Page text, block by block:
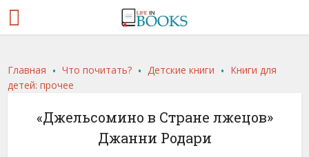
Главная .Что почитать? . Детские книги . Книги для
детей: прочее
«Джельсомино в Стране лжецов»
Джанни Родари